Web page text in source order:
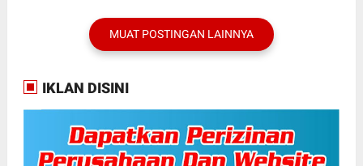
MUAT POSTINGAN LAINNYA
IKLAN DISINI